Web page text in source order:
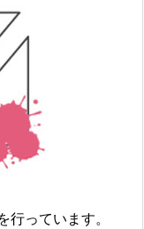
っています。